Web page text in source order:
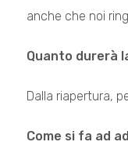
anche che noi
Quanto durerà
Dalla riapertura,
Come si fa ad